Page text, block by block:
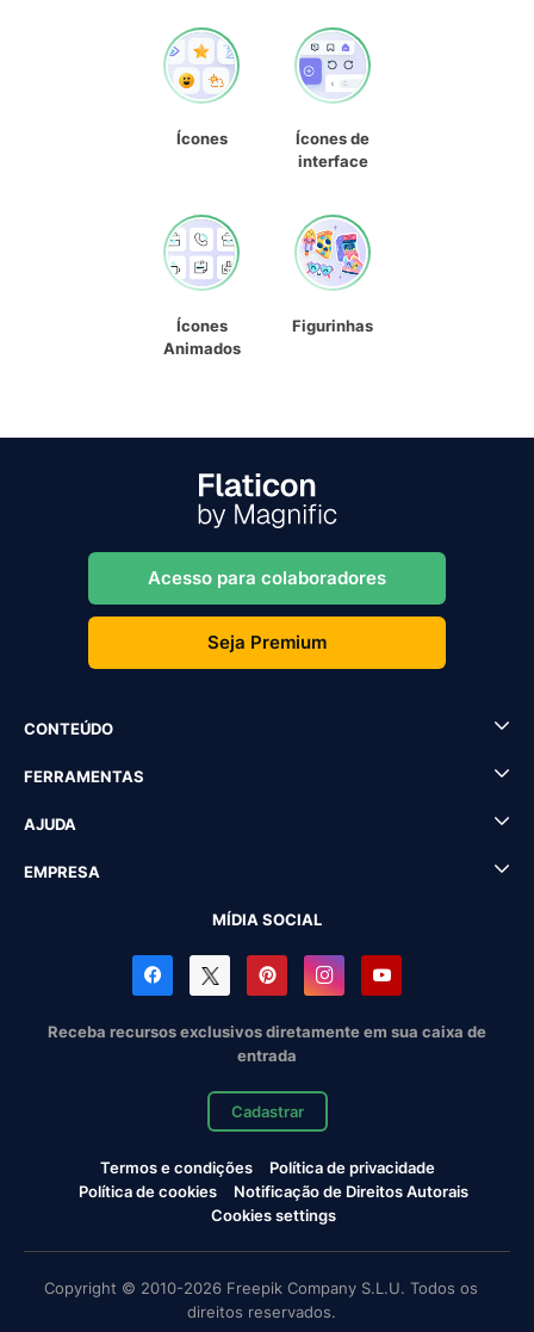
Ícones
Ícones de
interface
Ícones
Animados
Figurinhas
Acesso para colaboradores
Seja Premium
CONTEÚDO
FERRAMENTAS
AJUDA
EMPRESA
MÍDIA SOCIAL
Receba recursos exclusivos diretamente em sua caixa de
entrada
Cadastrar
Termos e condições
Política de privacidade
Política de cookies
Notificação de Direitos Autorais
Cookies settings
Copyright © 2010-2026 Freepik Company S.L.U. Todos os
direitos reservados.